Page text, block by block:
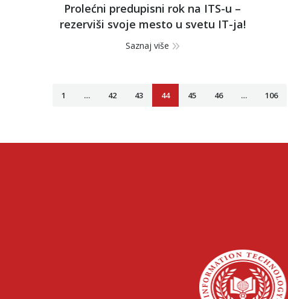
Prolećni predupisni rok na ITS-u –
rezerviši svoje mesto u svetu IT-ja!
Saznaj više
1 … 42 43 44 45 46 … 106